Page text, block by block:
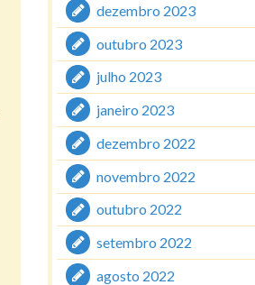
dezembro 2023
outubro 2023
julho 2023
janeiro 2023
dezembro 2022
novembro 2022
outubro 2022
setembro 2022
agosto 2022